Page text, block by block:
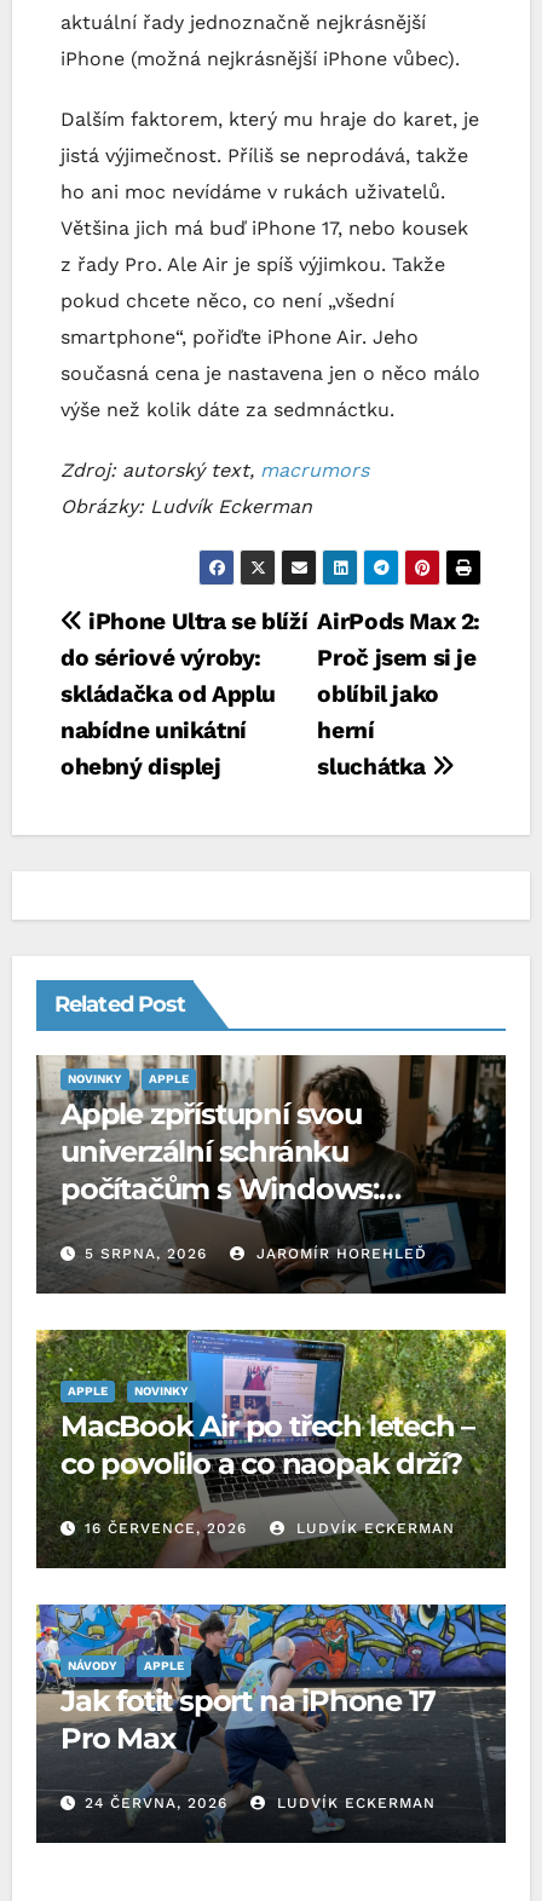
aktuální řady jednoznačně nejkrásnější
iPhone (možná nejkrásnější iPhone vůbec).
Dalším faktorem, který mu hraje do karet, je
jistá výjimečnost. Příliš se neprodává, takže
ho ani moc nevídáme v rukách uživatelů.
Většina jich má buď iPhone 17, nebo kousek
z řady Pro. Ale Air je spíš výjimkou. Takže
pokud chcete něco, co není „všední
smartphone“, pořiďte iPhone Air. Jeho
současná cena je nastavena jen o něco málo
výše než kolik dáte za sedmnáctku.
Zdroj: autorský text, macrumors
Obrázky: Ludvík Eckerman
Navigace
pro
příspěvek
AirPods Max 2:
Proč jsem si je
oblíbil jako
herní
sluchátka
iPhone Ultra se blíží
do sériové výroby:
skládačka od Applu
nabídne unikátní
ohebný displej
Related Post
NOVINKY APPLE
Apple zpřístupní svou
univerzální schránku
počítačům s Windows:
Microsoft o to požádal EU
5 SRPNA, 2026 JAROMÍR HOREHLEĎ
APPLE NOVINKY
MacBook Air po třech letech –
co povolilo a co naopak drží?
16 ČERVENCE, 2026 LUDVÍK ECKERMAN
NÁVODY APPLE
Jak fotit sport na iPhone 17
Pro Max
24 ČERVNA, 2026 LUDVÍK ECKERMAN